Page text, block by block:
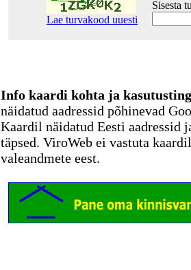
Lae turvakood uuesti
Sisesta
Info kaardi kohta ja
näidatud aadressid põhinevad
Kaardil näidatud Eesti aadressid
täpsed. ViroWeb ei vastuta
valeandmete eest.